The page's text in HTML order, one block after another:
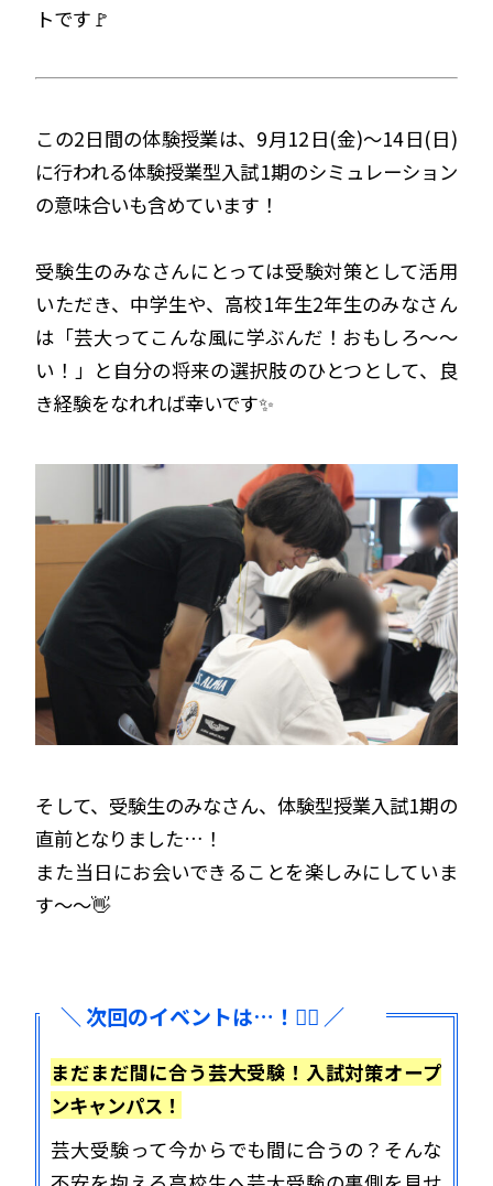
トです🚩
この2日間の体験授業は、9月12日(金)～14日(日)
に行われる体験授業型入試1期のシミュレーション
の意味合いも含めています！
受験生のみなさんにとっては受験対策として活用
いただき、中学生や、高校1年生2年生のみなさん
は「芸大ってこんな風に学ぶんだ！おもしろ〜〜
い！」と自分の将来の選択肢のひとつとして、良
き経験をなれれば幸いです✨
そして、受験生のみなさん、体験型授業入試1期の
直前となりました…！
また当日にお会いできることを楽しみにしていま
す〜〜👋
＼ 次回のイベントは…！🏃‍♀️ ／
まだまだ間に合う芸大受験！入試対策オープ
ンキャンパス！
芸大受験って今からでも間に合うの？そんな